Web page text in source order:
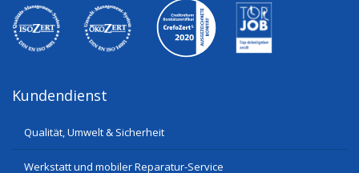
Kundendienst
Qualität, Umwelt & Sicherheit
Werkstatt und mobiler Reparatur-Service